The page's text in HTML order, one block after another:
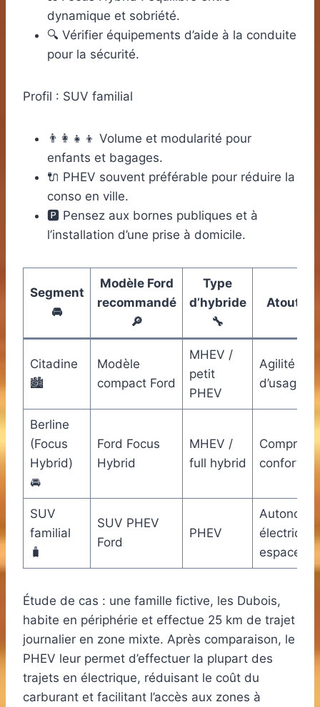
dynamique et sobriété.
🔍 Vérifier équipements d’aide à la conduite
pour la sécurité.
Profil : SUV familial
👨‍👩‍👧‍👦 Volume et modularité pour
enfants et bagages.
🔌 PHEV souvent préférable pour réduire la
conso en ville.
🅿️ Pensez aux bornes publiques et à
l’installation d’une prise à domicile.
Segment
🚘
Modèle Ford
recommandé
🔎
Type
d’hybride
🔧
Atout
Citadine
🏙️
Modèle
compact Ford
MHEV /
petit
PHEV
Agilité et
d’usage
Berline
(Focus
Hybrid)
🚘
Ford Focus
Hybrid
MHEV /
full hybrid
confort/
SUV
familial
🧳
SUV PHEV
Ford
PHEV
électrique
espace
Étude de cas : une famille fictive, les Dubois,
habite en périphérie et effectue 25 km de trajet
journalier en zone mixte. Après comparaison, le
PHEV leur permet d’effectuer la plupart des
trajets en électrique, réduisant le coût du
carburant et facilitant l’accès aux zones à